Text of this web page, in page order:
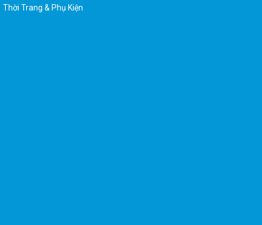
Thời Trang & Phụ Kiện